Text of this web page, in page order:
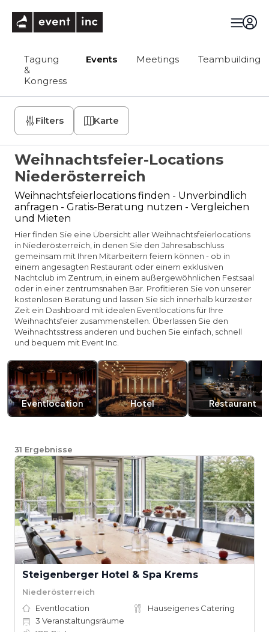
Tagung
&
Kongress
Events Meetings Teambuilding
Filters Karte
Weihnachtsfeier-Locations
Niederösterreich
Weihnachtsfeierlocations finden - Unverbindlich
anfragen - Gratis-Beratung nutzen - Vergleichen
und Mieten
Hier finden Sie eine Übersicht aller Weihnachtsfeierlocations
in Niederösterreich, in denen Sie den Jahresabschluss
gemeinsam mit Ihren Mitarbeitern feiern können - ob in
einem angesagten Restaurant oder einem exklusiven
Nachtclub im Zentrum, in einem außergewöhnlichen Festsaal
oder in einer zentrumsnahen Bar. Profitieren Sie von unserer
kostenlosen Beratung und lassen Sie sich innerhalb kürzester
Zeit ein Dashboard mit idealen Eventlocations für Ihre
Weihnachtsfeier zusammenstellen. Überlassen Sie den
Weihnachtsstress anderen und buchen Sie einfach, schnell
und bequem mit Event Inc.
Eventlocation Hotel Restaurant
31 Ergebnisse
Steigenberger Hotel & Spa Krems
Niederösterreich
Eventlocation
Hauseigenes Catering
3 Veranstaltungsräume